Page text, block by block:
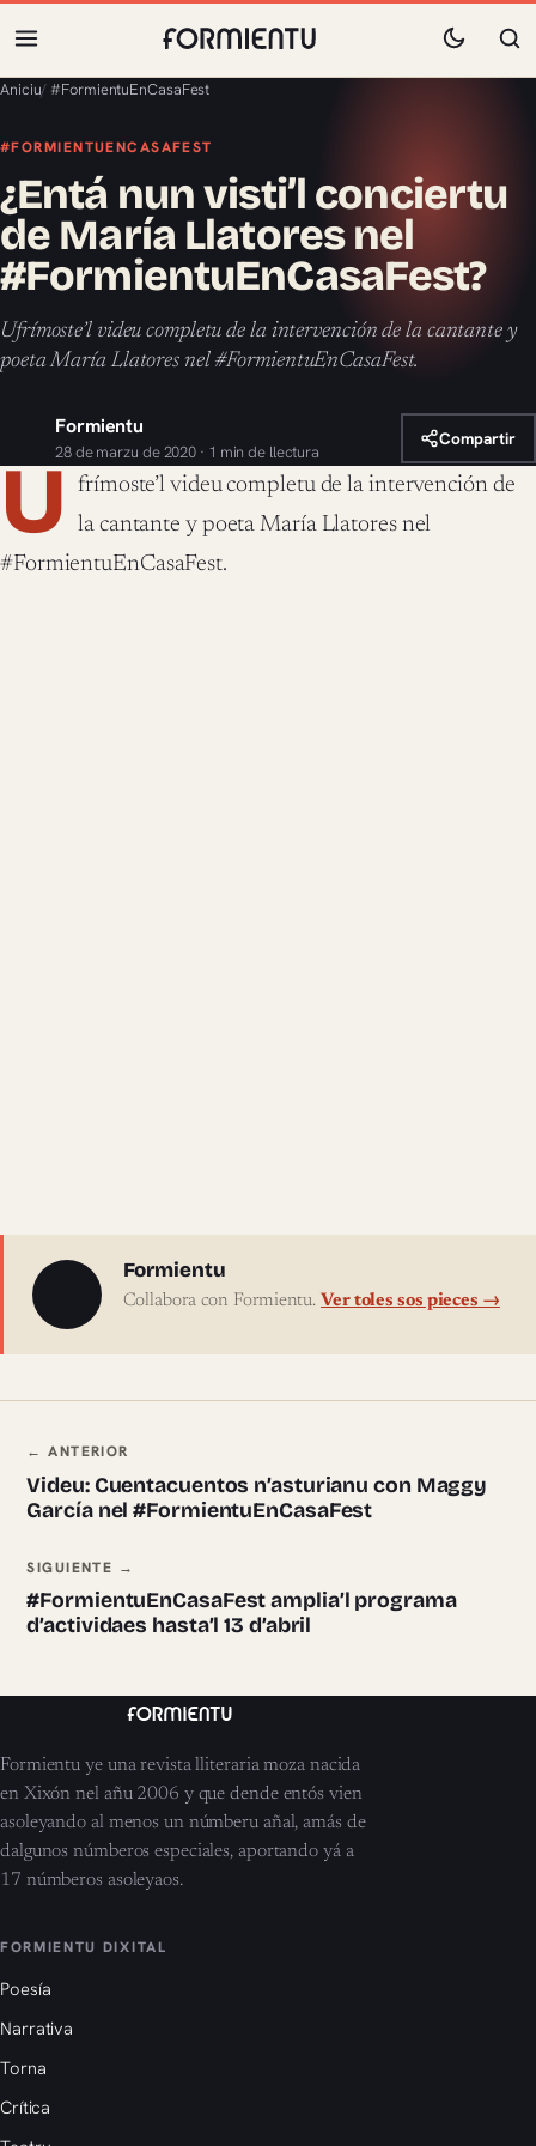
Aniciu/ #FormientuEnCasaFest
#FORMIENTUENCASAFEST
¿Entá nun visti’l conciertu
de María Llatores nel
#FormientuEnCasaFest?
Ufrímoste’l videu completu de la intervención de la cantante y
poeta María Llatores nel #FormientuEnCasaFest.
Formientu
28 de marzu de 2020 · 1 min de llectura
Compartir
U frímoste’l videu completu de la intervención de
la cantante y poeta María Llatores nel
#FormientuEnCasaFest.
Sobre l'autor
Formientu
Collabora con Formientu. Ver toles sos pieces →
Navegación ente pieces
← ANTERIOR
Videu: Cuentacuentos n’asturianu con Maggy
García nel #FormientuEnCasaFest
SIGUIENTE →
#FormientuEnCasaFest amplia’l programa
d’actividaes hasta’l 13 d’abril
Formientu ye una revista lliteraria moza nacida
en Xixón nel añu 2006 y que dende entós vien
asoleyando al menos un númberu añal, amás de
dalgunos númberos especiales, aportando yá a
17 númberos asoleyaos.
FORMIENTU DIXITAL
Poesía
Narrativa
Torna
Crítica